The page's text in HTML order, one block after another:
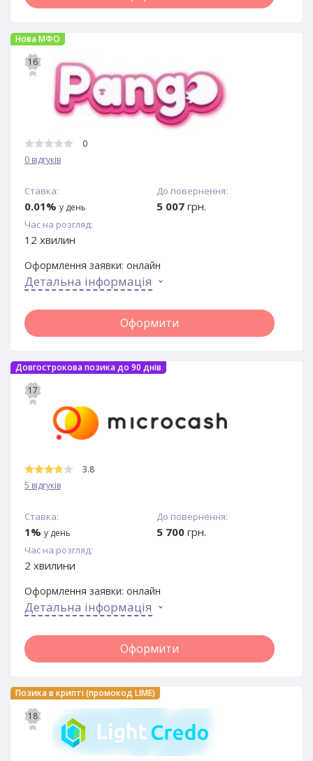
Нова МФО
16
0
0 відгуків
Ставка:
0.01% у день
До повернення:
5 007 грн.
Час на розгляд:
12 хвилин
Оформлення заявки: онлайн
Детальна інформація
Оформити
Довгострокова позика до 90 днів
17
3.8
5 відгуків
Ставка:
1% у день
До повернення:
5 700 грн.
Час на розгляд:
2 хвилини
Оформлення заявки: онлайн
Детальна інформація
Оформити
Позика в крипті (промокод LIME)
18